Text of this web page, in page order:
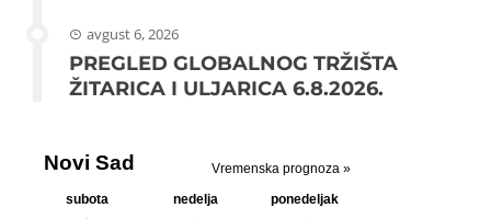
avgust 6, 2026
PREGLED GLOBALNOG TRŽIŠTA
ŽITARICA I ULJARICA 6.8.2026.